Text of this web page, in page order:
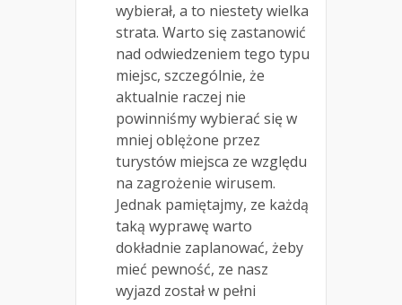
wybierał, a to niestety wielka
strata. Warto się zastanowić
nad odwiedzeniem tego typu
miejsc, szczególnie, że
aktualnie raczej nie
powinniśmy wybierać się w
mniej oblężone przez
turystów miejsca ze względu
na zagrożenie wirusem.
Jednak pamiętajmy, ze każdą
taką wyprawę warto
dokładnie zaplanować, żeby
mieć pewność, ze nasz
wyjazd został w pełni